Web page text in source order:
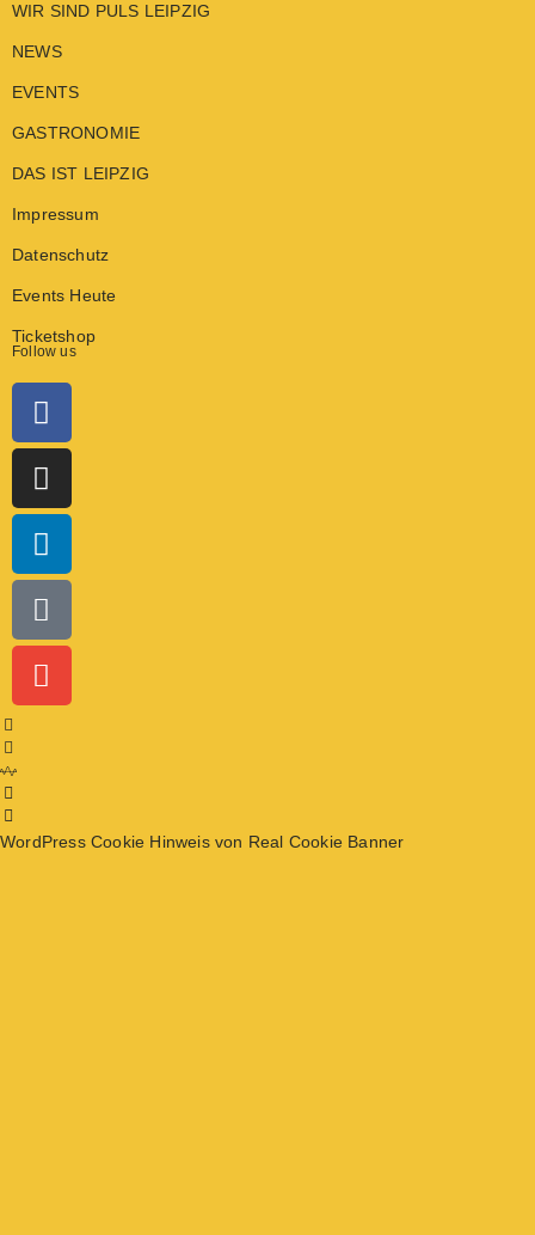
WIR SIND PULS LEIPZIG
NEWS
EVENTS
GASTRONOMIE
DAS IST LEIPZIG
Impressum
Datenschutz
Events Heute
Ticketshop
Follow us
WordPress Cookie Hinweis von Real Cookie Banner